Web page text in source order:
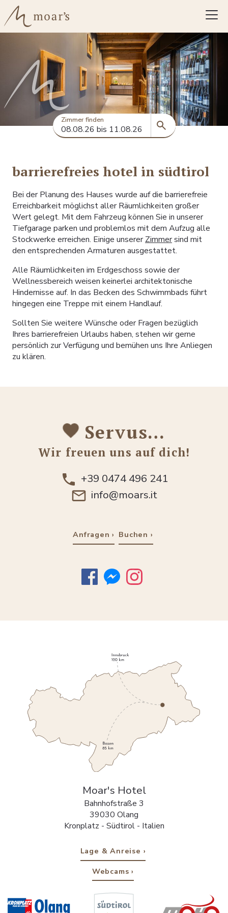
Zimmer finden
barrierefreies hotel in südtirol
Bei der Planung des Hauses wurde auf die barrierefreie
Erreichbarkeit möglichst aller Räumlichkeiten großer
Wert gelegt. Mit dem Fahrzeug können Sie in unserer
Tiefgarage parken und problemlos mit dem Aufzug alle
Stockwerke erreichen. Einige unsererZimmersind mit
den entsprechenden Armaturen ausgestattet.
Alle Räumlichkeiten im Erdgeschoss sowie der
Wellnessbereich weisen keinerlei architektonische
Hindernisse auf. In das Becken des Schwimmbads führt
hingegen eine Treppe mit einem Handlauf.
Sollten Sie weitere Wünsche oder Fragen bezüglich
Ihres barrierefreien Urlaubs haben, stehen wir gerne
persönlich zur Verfügung und bemühen uns Ihre Anliegen
zu klären.
Servus…
Wir freuen uns auf dich!
+39 0474 496 241
info@moars.it
Anfragen Buchen
Moar's Hotel
Bahnhofstraße 3
39030 Olang
Kronplatz - Südtirol - Italien
Lage & Anreise
Webcams